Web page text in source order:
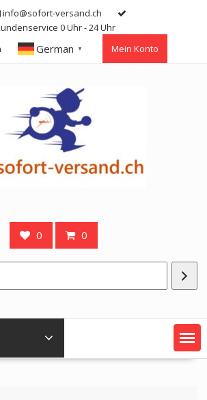
info@sofort-versand.ch
0 Uhr - 24 Uhr
German ▼ Mein Konto
0 0